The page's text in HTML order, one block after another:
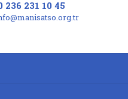
236 231 10 45